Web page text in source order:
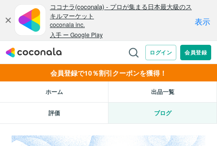
会員登録で10％割引クーポンを獲得！
ホーム 出品一覧
評価 ブログ